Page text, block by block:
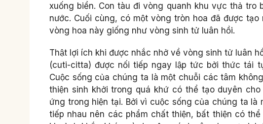
xuống biển. Con tàu đi vòng quanh khu vực thả tro
nước. Cuối cùng, có một vòng tròn hoa đã được
vòng hoa này giống như vòng sinh tử luân hồi.
Thật lợi ích khi được nhắc nhở về vòng sinh tử luân
(cuti-citta) được nối tiếp ngay lập tức bởi thức tái
Cuộc sống của chúng ta là một chuỗi các tâm
thiện sinh khởi trong quá khứ có thể tạo duyên
ứng trong hiện tại. Bởi vì cuộc sống của chúng ta
tiếp nhau nên các phẩm chất thiện, bất thiện có